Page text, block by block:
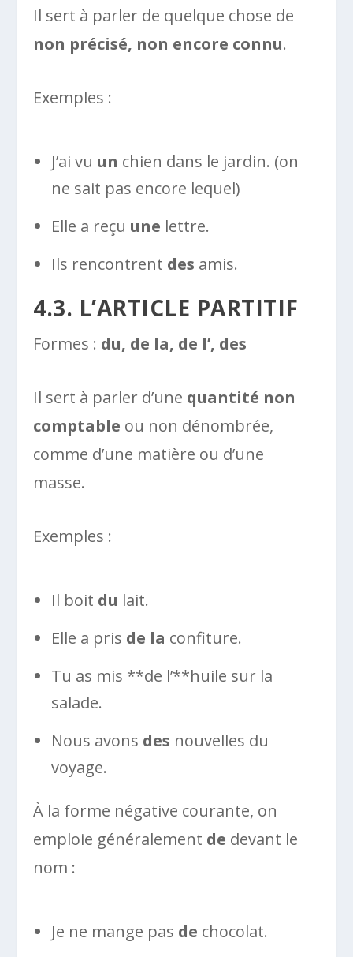
Il sert à parler de quelque chose de
non précisé, non encore connu.
Exemples :
J’ai vu un chien dans le jardin. (on
ne sait pas encore lequel)
Elle a reçu une lettre.
Ils rencontrent des amis.
4.3. L’ARTICLE PARTITIF
Formes : du, de la, de l’, des
Il sert à parler d’une quantité non
comptable ou non dénombrée,
comme d’une matière ou d’une
masse.
Exemples :
Il boit du lait.
Elle a pris de la confiture.
Tu as mis **de l’**huile sur la
salade.
Nous avons des nouvelles du
voyage.
À la forme négative courante, on
emploie généralement de devant le
nom :
Je ne mange pas de chocolat.